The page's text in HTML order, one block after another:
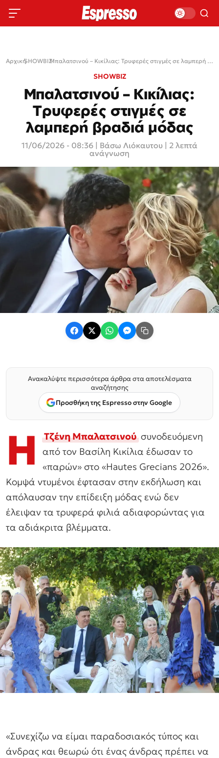
Αρχική›
SHOWBIZ› Μπαλατσινού – Κικίλιας: Τρυφερές στιγμές σε λαμπερή βραδιά μόδας
SHOWBIZ
Μπαλατσινού – Κικίλιας:
Τρυφερές στιγμές σε
λαμπερή βραδιά μόδας
11/06/2026 - 08:36 Βάσω Λιόκαυτου
| 2 λεπτά
ανάγνωση
Ανακαλύψτε περισσότερα άρθρα στα αποτελέσματα
αναζήτησης
Προσθήκη της Espresso στην Google
Η Τζένη Μπαλατσινούσυνοδευόμενη
από τον Βασίλη Κικίλια έδωσαν το
«παρών» στο «Hautes Grecians 2026».
Κομψά ντυμένοι έφτασαν στην εκδήλωση και
απόλαυσαν την επίδειξη μόδας ενώ δεν
έλειψαν τα τρυφερά φιλιά αδιαφορώντας για
τα αδιάκριτα βλέμματα.
«Συνεχίζω να είμαι παραδοσιακός τύπος και
άνδρας και θεωρώ ότι ένας άνδρας πρέπει να